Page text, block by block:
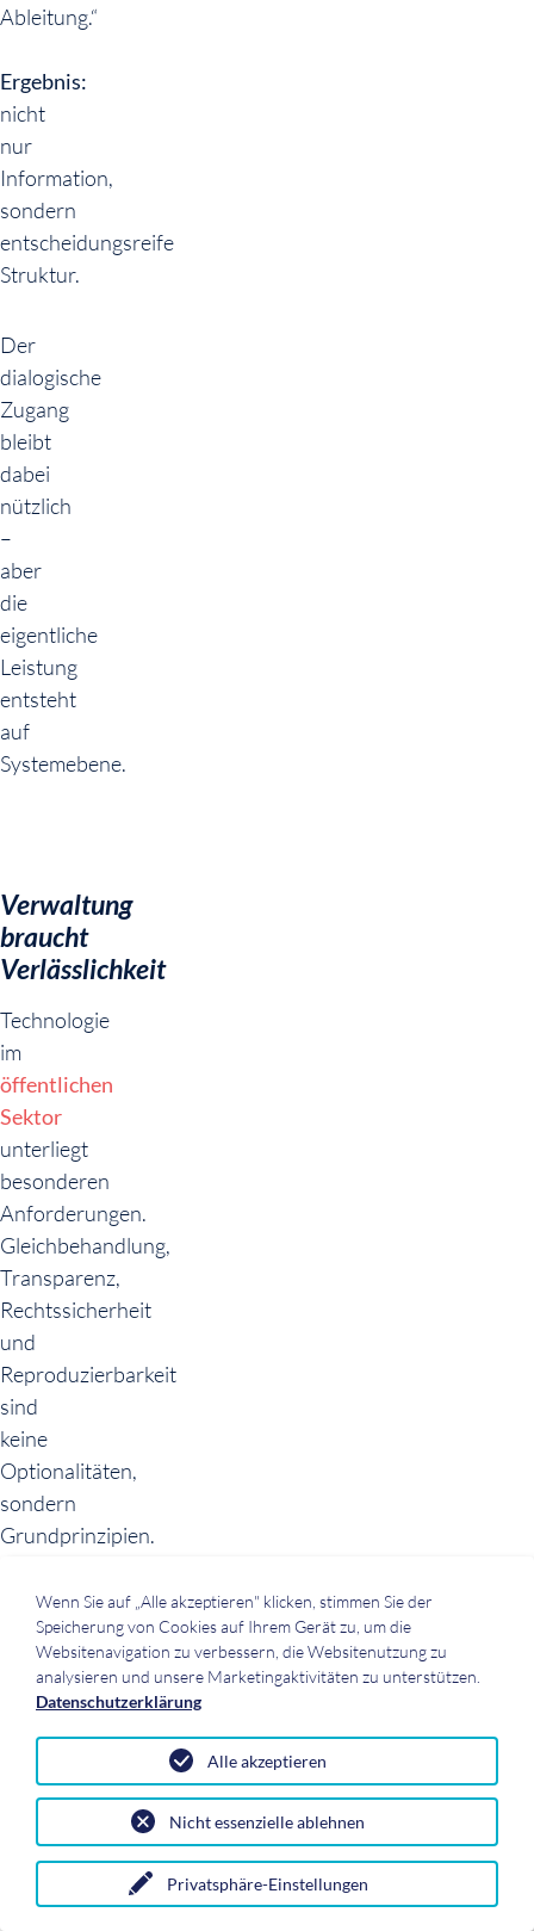
Ableitung.“
Ergebnis:
nicht
nur
Information,
sondern
entscheidungsreife
Struktur.
Der
dialogische
Zugang
bleibt
dabei
nützlich
–
aber
die
eigentliche
Leistung
entsteht
auf
Systemebene.
Verwaltung
braucht
Verlässlichkeit
Technologie
im
öffentlichen
Sektor
unterliegt
besonderen
Anforderungen.
Gleichbehandlung,
Transparenz,
Rechtssicherheit
und
Reproduzierbarkeit
sind
keine
Optionalitäten,
sondern
Grundprinzipien.
Modelle
arbeiten
probabilistisch.
können
unterschiedlichen
Wenn Sie auf „Alle akzeptieren" klicken, stimmen Sie der
Speicherung von Cookies auf Ihrem Gerät zu, um die
Websitenavigation zu verbessern, die Websitenutzung zu
analysieren und unsere Marketingaktivitäten zu unterstützen.
Datenschutzerklärung
Privatsphäre-Einstellungen
Nicht essenzielle ablehnen
Alle akzeptieren